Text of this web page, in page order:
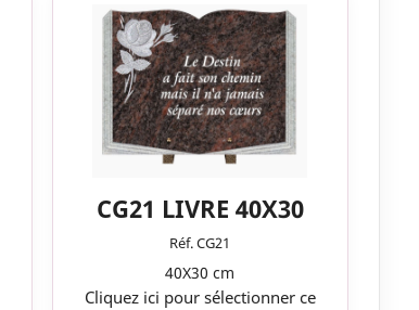
CG21 LIVRE 40X30
Réf. CG21
40X30 cm
Cliquez ici pour sélectionner ce